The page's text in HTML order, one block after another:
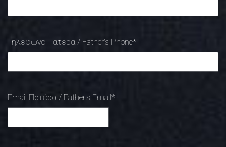
Τηλέφωνο Πατέρα / Father's Phone*
Email Πατέρα / Father's Email*